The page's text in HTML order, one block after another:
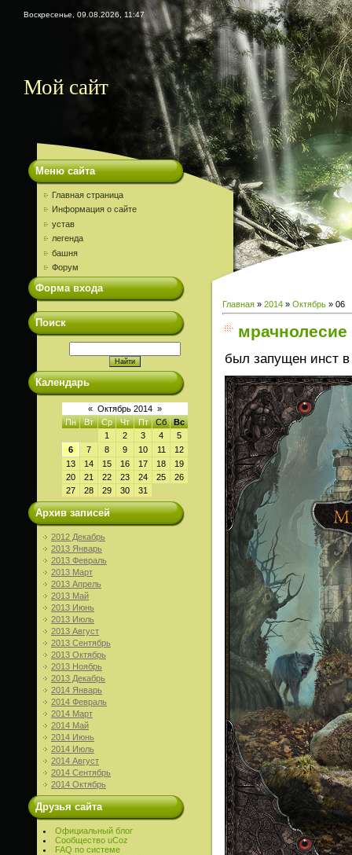
Воскресенье, 09.08.2026, 11:47
Мой сайт
Меню сайта
Главная страница
Информация о сайте
устав
легенда
башня
Форум
Форма входа
Поиск
Календарь
« Октябрь 2014 »
Пн
Вт Ср Чт Пт Сб
Вс
1
2 3 4
5
6
7 8 9 10 11
12
13
14 15 16 17 18
19
20
21 22 23 24 25
26
27
28 29 30 31
Архив записей
2012 Декабрь
2013 Январь
2013 Февраль
2013 Март
2013 Апрель
2013 Май
2013 Июнь
2013 Июль
2013 Август
2013 Сентябрь
2013 Октябрь
2013 Ноябрь
2013 Декабрь
2014 Январь
2014 Февраль
2014 Март
2014 Май
2014 Июнь
2014 Июль
2014 Август
2014 Сентябрь
2014 Октябрь
Друзья сайта
Официальный блог
Сообщество uCoz
FAQ по системе
Главная » 2014 » Октябрь » 06
мрачнолесие
был запущен инст